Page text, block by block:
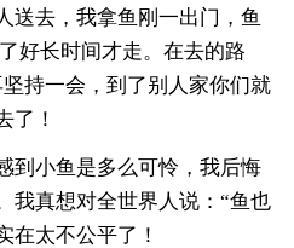
送去，我拿鱼刚一出门，鱼
好长时间才走。在去的路
持一会，到了别人家你们就
了！
小鱼是多么可怜，我后悔
我真想对全世界人说：“鱼也
在太不公平了！